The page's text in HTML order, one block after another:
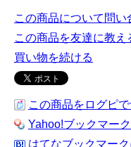
この商品について問い
この商品を友達に教え
買い物を続ける
この商品をログピで
Yahoo!ブックマー
はてなブックマー